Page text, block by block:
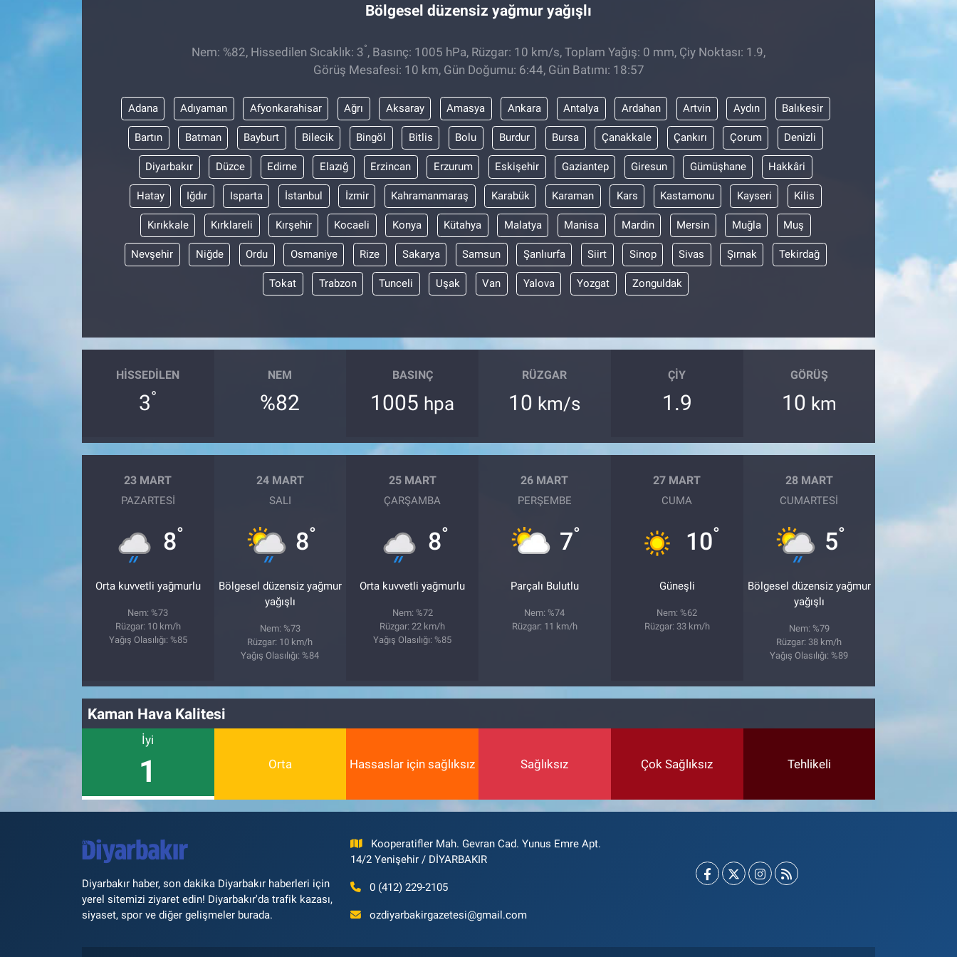
Bölgesel düzensiz yağmur yağışlı
Nem: %82, Hissedilen Sıcaklık: 3°, Basınç: 1005 hPa, Rüzgar: 10 km/s, Toplam Yağış: 0 mm, Çiy Noktası: 1.9,
Görüş Mesafesi: 10 km, Gün Doğumu: 6:44, Gün Batımı: 18:57
Adana Adıyaman Afyonkarahisar Ağrı Aksaray Amasya Ankara Antalya Ardahan Artvin Aydın Balıkesir
Bartın Batman Bayburt Bilecik Bingöl Bitlis Bolu Burdur Bursa Çanakkale Çankırı Çorum Denizli
Diyarbakır Düzce Edirne Elazığ Erzincan Erzurum Eskişehir Gaziantep Giresun Gümüşhane Hakkâri
Hatay Iğdır Isparta İstanbul İzmir Kahramanmaraş Karabük Karaman Kars Kastamonu Kayseri Kilis
Kırıkkale Kırklareli Kırşehir Kocaeli Konya Kütahya Malatya Manisa Mardin Mersin Muğla Muş
Nevşehir Niğde Ordu Osmaniye Rize Sakarya Samsun Şanlıurfa Siirt Sinop Sivas Şırnak Tekirdağ
Tokat Trabzon Tunceli Uşak Van Yalova Yozgat Zonguldak
HISSEDILEN
3°
NEM
%82
BASINÇ
1005 hpa
RÜZGAR
10 km/s
ÇIY
1.9
GÖRÜŞ
10 km
23 MART
PAZARTESI
8°
Orta kuvvetli yağmurlu
Nem: %73
Rüzgar: 10 km/h
Yağış Olasılığı: %85
24 MART
SALI
8°
Bölgesel düzensiz yağmur
yağışlı
Nem: %73
Rüzgar: 10 km/h
Yağış Olasılığı: %84
25 MART
ÇARŞAMBA
8°
Orta kuvvetli yağmurlu
Nem: %72
Rüzgar: 22 km/h
Yağış Olasılığı: %85
26 MART
PERŞEMBE
7°
Parçalı Bulutlu
Nem: %74
Rüzgar: 11 km/h
27 MART
CUMA
10°
Güneşli
Nem: %62
Rüzgar: 33 km/h
28 MART
CUMARTESI
5°
Bölgesel düzensiz yağmur
yağışlı
Nem: %79
Rüzgar: 38 km/h
Yağış Olasılığı: %89
Kaman Hava Kalitesi
İyi
1 Orta Hassaslar için sağlıksız Sağlıksız Çok Sağlıksız Tehlikeli
Diyarbakır haber, son dakika Diyarbakır haberleri için
yerel sitemizi ziyaret edin! Diyarbakır'da trafik kazası,
siyaset, spor ve diğer gelişmeler burada.
Kooperatifler Mah. Gevran Cad. Yunus Emre Apt.
14/2 Yenişehir / DİYARBAKIR
0 (412) 229-2105
ozdiyarbakirgazetesi@gmail.com
EĞİTİM
SPOR